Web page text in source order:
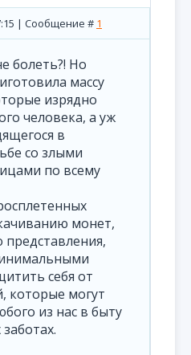
| Сообщение # 1
болеть?! Но
массу
изрядно
человека, а уж
в
со злыми
по всему
монет,
представления,
себя от
которые могут
из нас в быту